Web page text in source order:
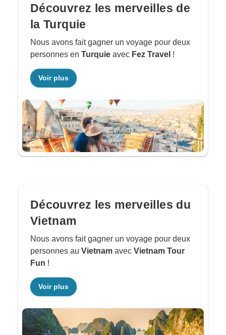
Découvrez les merveilles de
la Turquie
Nous avons fait gagner un voyage pour deux
personnes en Turquie avec Fez Travel !
Voir plus
Découvrez les merveilles du
Vietnam
Nous avons fait gagner un voyage pour deux
personnes au Vietnam avec Vietnam Tour
Fun !
Voir plus